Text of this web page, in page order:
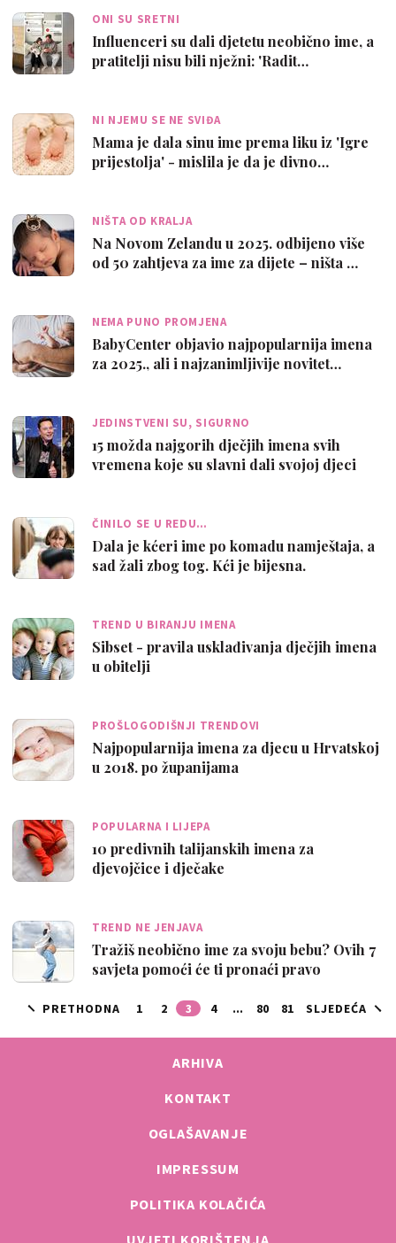
ONI SU SRETNI
Influenceri su dali djetetu neobično ime, a
pratitelji nisu bili nježni: 'Radit…
NI NJEMU SE NE SVIĐA
Mama je dala sinu ime prema liku iz 'Igre
prijestolja' - mislila je da je divno…
NIŠTA OD KRALJA
Na Novom Zelandu u 2025. odbijeno više
od 50 zahtjeva za ime za dijete – ništa …
NEMA PUNO PROMJENA
BabyCenter objavio najpopularnija imena
za 2025., ali i najzanimljivije novitet…
JEDINSTVENI SU, SIGURNO
15 možda najgorih dječjih imena svih
vremena koje su slavni dali svojoj djeci
ČINILO SE U REDU…
Dala je kćeri ime po komadu namještaja, a
sad žali zbog tog. Kći je bijesna.
TREND U BIRANJU IMENA
Sibset - pravila usklađivanja dječjih imena
u obitelji
PROŠLOGODIŠNJI TRENDOVI
Najpopularnija imena za djecu u Hrvatskoj
u 2018. po županijama
POPULARNA I LIJEPA
10 predivnih talijanskih imena za
djevojčice i dječake
TREND NE JENJAVA
Tražiš neobično ime za svoju bebu? Ovih 7
savjeta pomoći će ti pronaći pravo
PRETHODNA 1 2 3 4 ... 80 81 SLJEDEĆA
ARHIVA
KONTAKT
OGLAŠAVANJE
IMPRESSUM
POLITIKA KOLAČIĆA
UVJETI KORIŠTENJA